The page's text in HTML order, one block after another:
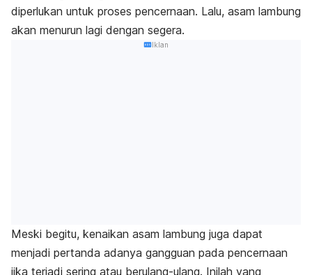
diperlukan untuk proses pencernaan. Lalu, asam lambung
akan menurun lagi dengan segera.
Iklan
Meski begitu, kenaikan asam lambung juga dapat
menjadi pertanda adanya gangguan pada pencernaan
jika terjadi sering atau berulang-ulang. Inilah yang